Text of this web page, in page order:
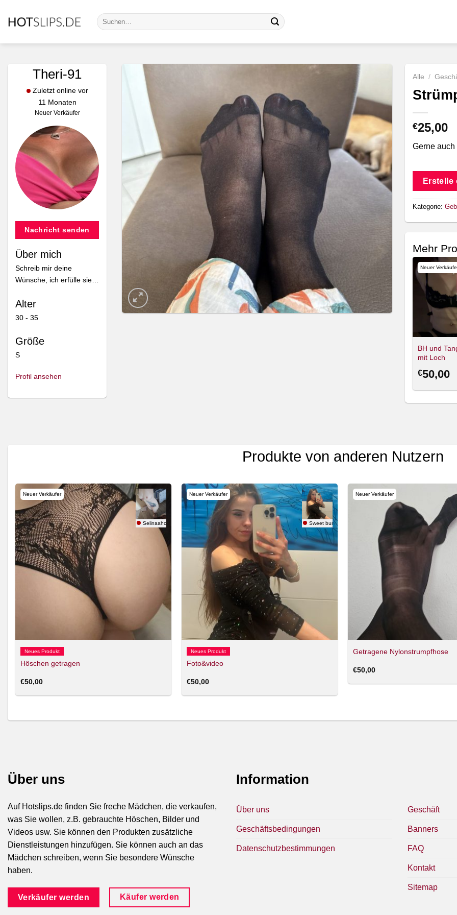
Inhalt
Suche
nach:
Theri-91
Zuletzt online vor
11 Monaten
Neuer Verkäufer
Nachricht senden
Über mich
Schreib mir deine
Wünsche, ich erfülle sie…
Alter
30 - 35
Größe
S
Profil ansehen
Alle /
€25,00
Gerne
Erstelle
Kategorie:
Mehr
Neuer
BH und
mit Loch
€50,00
Neuer Verkäufer
Theri-91
Neuer Verkäufer
Theri-91 Theri-91
Produkte von anderen Nutzern
Neuer Verkäufer
Selinaahot26
Neues Produkt
Höschen getragen
€50,00
Neuer Verkäufer
Sweet bunny
Neues Produkt
Foto&video
€50,00
Neuer Verkäufer
Getragene Nylonstrumpfhose
€50,00
Über uns
Auf Hotslips.de finden Sie freche Mädchen, die verkaufen,
was Sie wollen, z.B. gebrauchte Höschen, Bilder und
Videos usw. Sie können den Produkten zusätzliche
Dienstleistungen hinzufügen. Sie können auch an das
Mädchen schreiben, wenn Sie besondere Wünsche
haben.
Verkäufer werden Käufer werden
Information
Über uns
Geschäftsbedingungen
Datenschutzbestimmungen
Geschäft
Banners
FAQ
Kontakt
Sitemap